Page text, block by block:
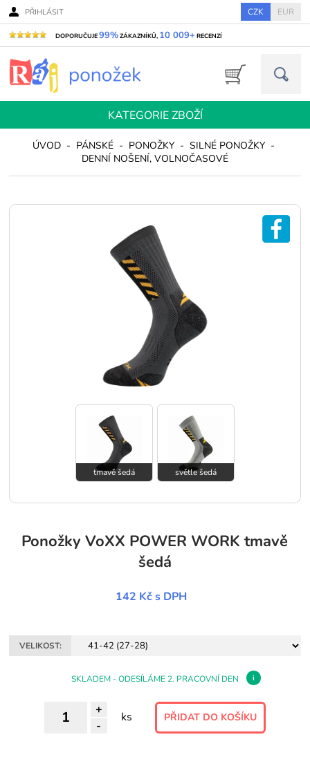
PŘIHLÁSIT CZK EUR
DOPORUČUJE99%ZÁKAZNÍKŮ, 10 009+ RECENZÍ
KATEGORIE ZBOŽÍ
ÚVOD - PÁNSKÉ - PONOŽKY - SILNÉ PONOŽKY -
DENNÍ NOŠENÍ, VOLNOČASOVÉ
tmavě šedá světle šedá
Ponožky VoXX POWER WORK tmavě
šedá
142 Kč s DPH
VELIKOST:
SKLADEM - ODESÍLÁME 2. PRACOVNÍ DEN i
+
-
ks